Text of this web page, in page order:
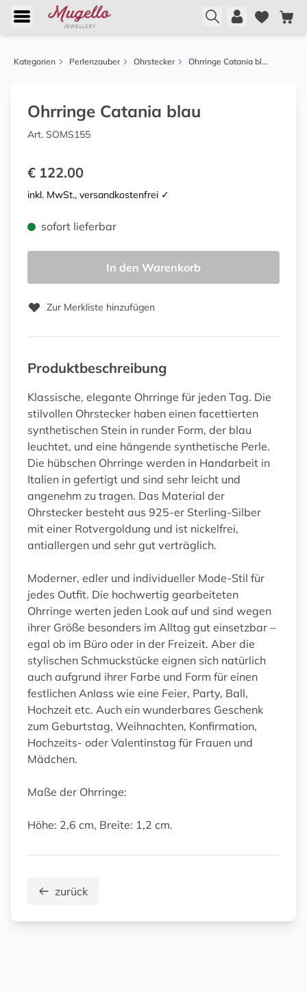
Kategorien Perlenzauber Ohrstecker Ohrringe Catania blau
Ohrringe Catania blau
Art. SOMS155
€ 122.00
inkl. MwSt., versandkostenfrei ✓
sofort lieferbar
In den Warenkorb
Zur Merkliste hinzufügen
Produktbeschreibung
Klassische, elegante Ohrringe für jeden Tag. Die
stilvollen Ohrstecker haben einen facettierten
synthetischen Stein in runder Form, der blau
leuchtet, und eine hängende synthetische Perle.
Die hübschen Ohrringe werden in Handarbeit in
Italien in gefertigt und sind sehr leicht und
angenehm zu tragen. Das Material der
Ohrstecker besteht aus 925-er Sterling-Silber
mit einer Rotvergoldung und ist nickelfrei,
antiallergen und sehr gut verträglich.
Moderner, edler und individueller Mode-Stil für
jedes Outfit. Die hochwertig gearbeiteten
Ohrringe werten jeden Look auf und sind wegen
ihrer Größe besonders im Alltag gut einsetzbar –
egal ob im Büro oder in der Freizeit. Aber die
stylischen Schmuckstücke eignen sich natürlich
auch aufgrund ihrer Farbe und Form für einen
festlichen Anlass wie eine Feier, Party, Ball,
Hochzeit etc. Auch ein wunderbares Geschenk
zum Geburtstag, Weihnachten, Konfirmation,
Hochzeits- oder Valentinstag für Frauen und
Mädchen.
Maße der Ohrringe:
Höhe: 2,6 cm, Breite: 1,2 cm.
zurück